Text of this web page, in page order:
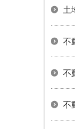
土
不
不
不